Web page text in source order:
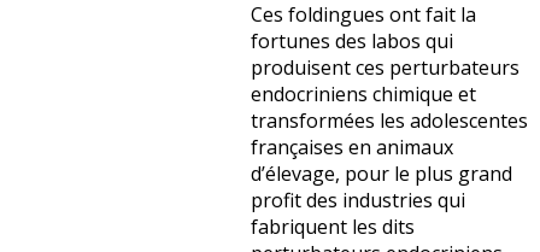
Ces foldingues ont fait la
fortunes des labos qui
produisent ces perturbateurs
endocriniens chimique et
transformées les adolescentes
françaises en animaux
d’élevage, pour le plus grand
profit des industries qui
fabriquent les dits